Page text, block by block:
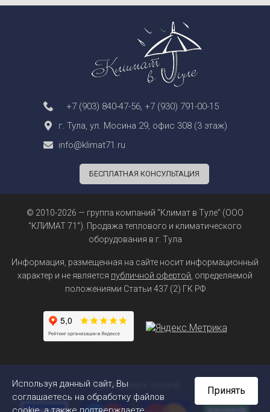
+7 (903) 840-47-56 +7 (930) 791-00-15
г. Тула, ул. Мосина 29, офис 308 (3 этаж)
info@klimat71.ru
БЕСПЛАТНАЯ КОНСУЛЬТАЦИЯ
© 2010-2026 — группа компаний "Климат в Туле" (ООО
"КЛИМАТ 71"). Продажа теплового и климатического
оборудования в г. Тула
Информация, размещенная на сайте носит информационный
характер и не является публичной офертой , определяемой
положениями Статьи 437 (2) ГК РФ
Принимаем к оплате
Используя данный сайт, Вы
соглашаетесь на обработку файлов
Принять